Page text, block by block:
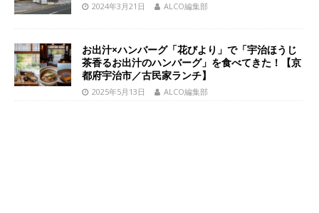
2024年3月21日 ALCO編集部
お出汁×ハンバーグ「花びより」で「宇治ほうじ
茶香るお出汁のハンバーグ」を食べてきた！【京
都府宇治市／古民家ランチ】
2025年5月13日 ALCO編集部